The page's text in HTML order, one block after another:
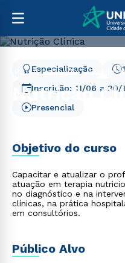
Pós-Graduação Saúde
Nutrição
Especialização
Presencial
Inscrição: 11/06 a 30/
Objetivo do curso
Capacitar e atualizar o
atuação em terapia
no diagnóstico e na
clínicas, na prática
em consultórios.
Público Alvo